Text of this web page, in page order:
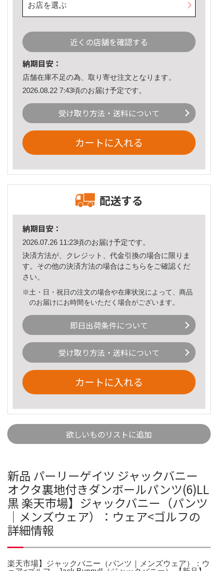
お店を選ぶ
近くの店舗を確認する
納期目安：
店舗在庫不足の為、取り寄せ注文となります。
2026.08.22 7:43頃のお届け予定です。
受け取り方法・送料について
カートに入れる
配送する
納期目安：
2026.07.26 11:23頃のお届け予定です。
決済方法が、クレジット、代金引換の場合に限りま
す。その他の決済方法の場合はこちら をご確認くだ
さい。
※土・日・祝日の注文の場合や在庫状況によって、商品
のお届けにお時間をいただく場合がございます。
即日出荷条件について
受け取り方法・送料について
カートに入れる
欲しいものリストに追加
新品 パーリーゲイツ ジャックバニー
オクタ裏地付きダンボールパンツ(6)LL
黒 楽天市場】ジャックバニー（パンツ
｜メンズウェア）：ウェア<ゴルフの
詳細情報
楽天市場】ジャックバニー（パンツ｜メンズウェア）：ウ